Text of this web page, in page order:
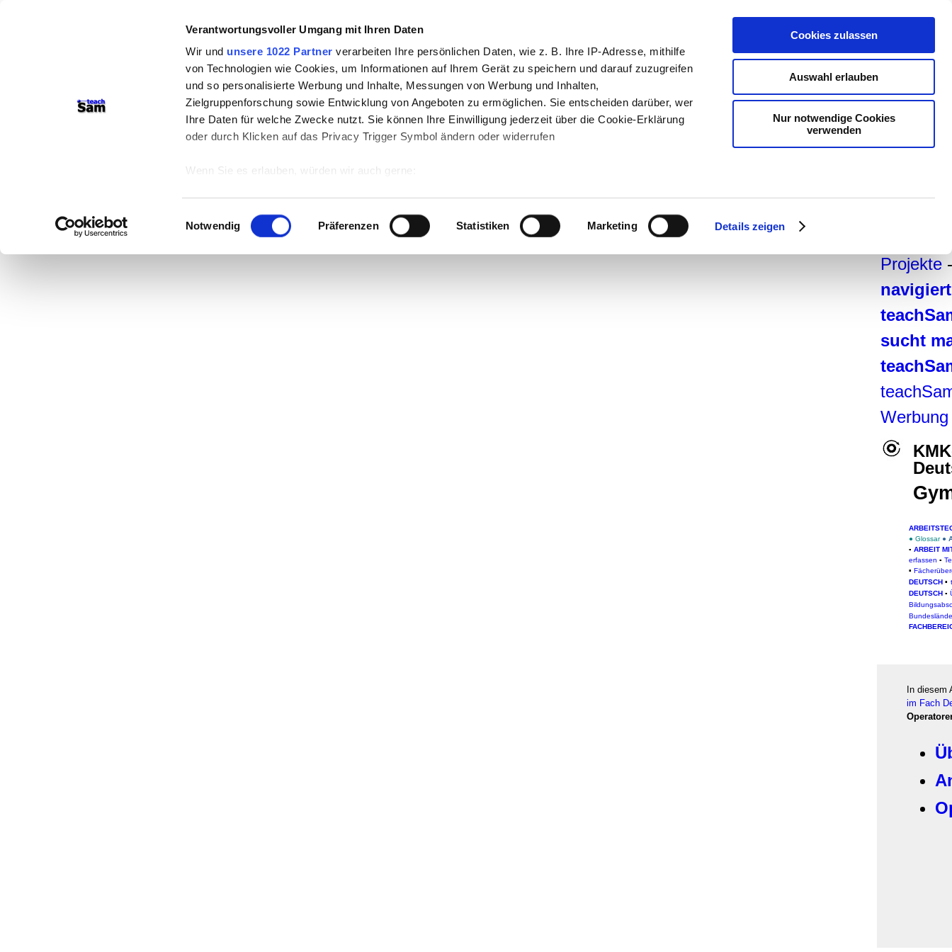
Verantwortungsvoller Umgang mit Ihren Daten
Wir und unsere 1022 Partner verarbeiten Ihre persönlichen Daten, wie z. B. Ihre IP-Adresse, mithilfe
von Technologien wie Cookies, um Informationen auf Ihrem Gerät zu speichern und darauf zuzugreifen
und so personalisierte Werbung und Inhalte, Messungen von Werbung und Inhalten,
Zielgruppenforschung sowie Entwicklung von Angeboten zu ermöglichen. Sie entscheiden darüber, wer
Ihre Daten für welche Zwecke nutzt. Sie können Ihre Einwilligung jederzeit über die Cookie-Erklärung
oder durch Klicken auf das Privacy Trigger Symbol ändern oder widerrufen
Wenn Sie es erlauben, würden wir auch gerne:
Ihr Gerät durch aktives Scannen nach bestimmten Merkmalen (Fingerprinting) identifizieren
Erfahren Sie mehr darüber, wie Ihre persönlichen Daten verarbeitet werden, und legen Sie Ihre
Präferenzen imAbschnitt Einzelheitenfest.
Einwilligungsauswahl
Notwendig Präferenzen Statistiken Marketing Details zeigen
Cookies zulassen
Auswahl erlauben
Nur notwendige Cookies
verwenden
Deutsch
Projekte
sucht
Werbung
● Glossar ●
▪ ARBEIT
erfassen ▪
▪
DEUTSCH ▪
DEUTSCH ▪
In diesem
im Fach